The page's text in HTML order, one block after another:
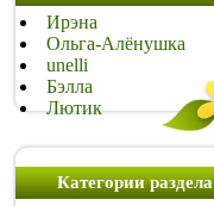
Ирэна
Ольга-Алёнушка
unelli
Бэлла
Лютик
Категории раздела